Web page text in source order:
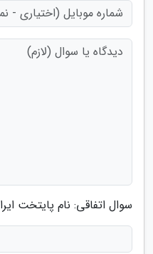
سوال اتفاقی: نام پایتخت